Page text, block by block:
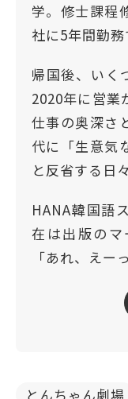
学。修士課程
社に5年間勤務
帰国後、いく
2020年に営業
仕事の奥深さ
代に「生意気
と反省する日々
HANA韓国語
在は出版の
「あれ、えー
とんちゃん劇場